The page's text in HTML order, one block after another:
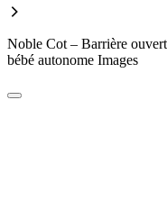
Noble Cot – Barrière
bébé autonome Images